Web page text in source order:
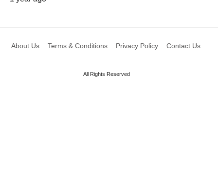
About Us Terms & Conditions Privacy Policy Contact Us
All Rights Reserved